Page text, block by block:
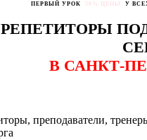
ПЕРВЫЙ УРОК 50% ЦЕНЫ У
РЕПЕТИТОРЫ
В САНКТ-